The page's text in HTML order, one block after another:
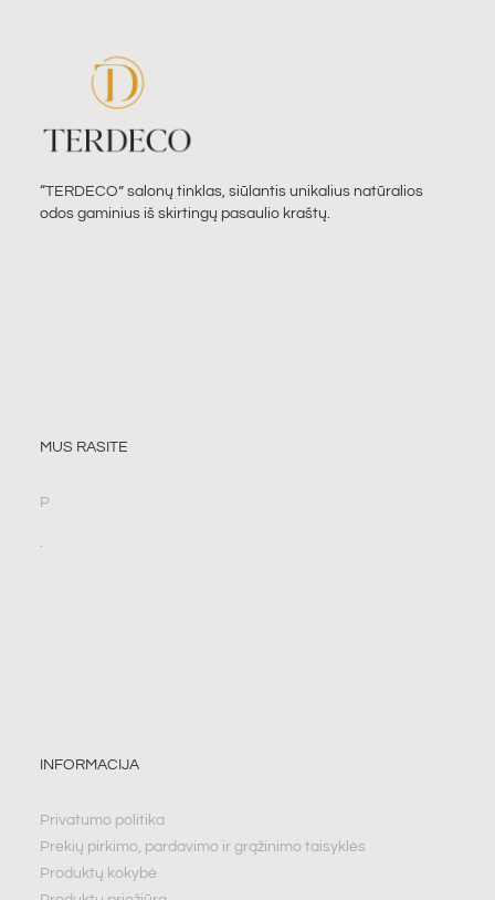
“TERDECO” salonų tinklas, siūlantis unikalius natūralios
odos gaminius iš skirtingų pasaulio kraštų.
MUS RASITE
P
.
INFORMACIJA
Privatumo politika
Prekių pirkimo, pardavimo ir grąžinimo taisyklės
Produktų kokybė